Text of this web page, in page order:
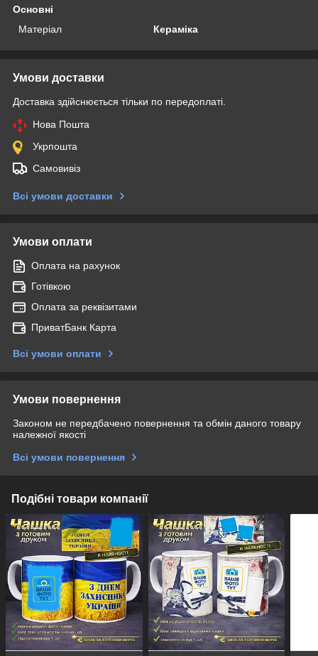
Основні
Матеріал
Кераміка
Умови доставки
Доставка здійснюється тільки по передоплаті.
Нова Пошта
Укрпошта
Самовивіз
Всі умови доставки
Умови оплати
Оплата на рахунок
Готівкою
Оплата за реквізитами
ПриватБанк Карта
Всі умови оплати
Умови повернення
Законом не передбачено повернення та обмін даного товару
належної якості
Всі умови повернення
Подібні товари компанії